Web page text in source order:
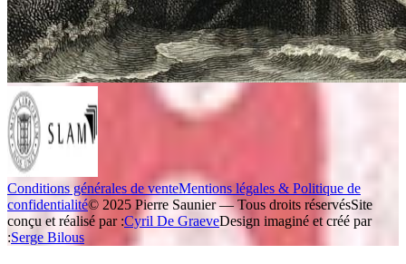
Conditions générales de venteMentions légales & Politique de
confidentialité© 2025 Pierre Saunier — Tous droits réservésSite
conçu et réalisé par :Cyril De GraeveDesign imaginé et créé par
:Serge Bilous